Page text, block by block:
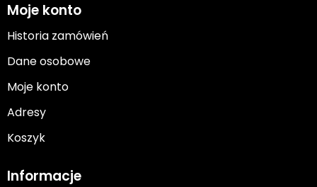
Moje konto
Historia zamówień
Dane osobowe
Moje konto
Adresy
Koszyk
Informacje